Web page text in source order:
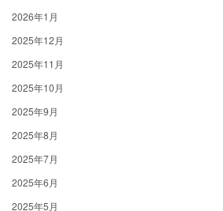
2026年1月
2025年12月
2025年11月
2025年10月
2025年9月
2025年8月
2025年7月
2025年6月
2025年5月